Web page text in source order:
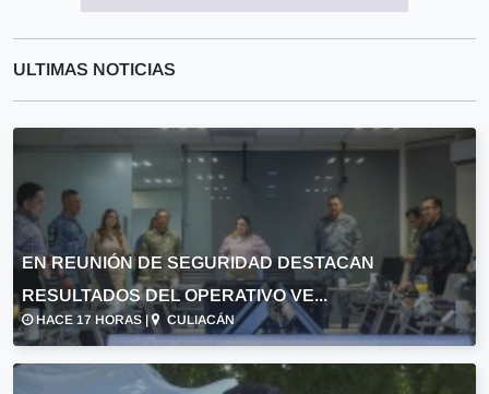
ULTIMAS NOTICIAS
EN REUNIÓN DE SEGURIDAD DESTACAN
RESULTADOS DEL OPERATIVO VE...
HACE 17 HORAS | CULIACÁN